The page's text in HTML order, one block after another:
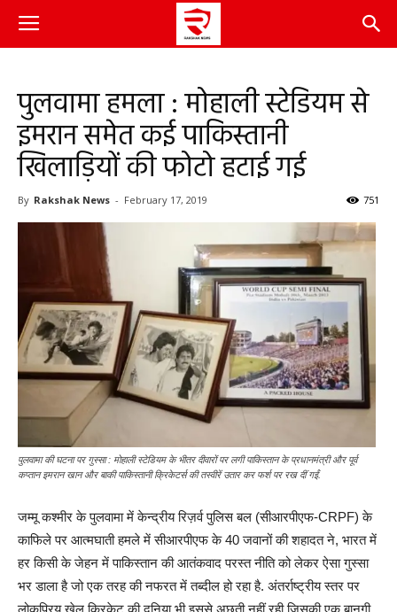
पुलवामा हमला : मोहाली स्टेडियम से
इमरान समेत कई पाकिस्तानी
खिलाड़ियों की फोटो हटाई गई
By Rakshak News - February 17, 2019 751
पुलवामा की घटना पर गुस्सा : मोहाली स्टेडियम के भीतर दीवारों पर लगी पाकिस्तान के प्रधानमंत्री और पूर्व
कप्तान इमरान खान और बाकी पाकिस्तानी क्रिकेटर्स की तस्वीरें उतार कर फर्श पर रख दीं गईं.
जम्मू कश्मीर के पुलवामा में केन्द्रीय रिज़र्व पुलिस बल (सीआरपीएफ-CRPF) के
काफिले पर आत्मघाती हमले में सीआरपीएफ के 40 जवानों की शहादत ने, भारत में
हर किसी के जेहन में पाकिस्तान की आतंकवाद परस्त नीति को लेकर ऐसा गुस्सा
भर डाला है जो एक तरह की नफरत में तब्दील हो रहा है. अंतर्राष्ट्रीय स्तर पर